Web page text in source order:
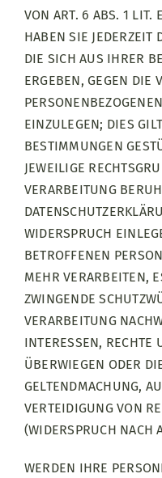
VON ART. 6 ABS. 1 LIT.
HABEN SIE JEDERZEIT
DIE SICH AUS IHRER
ERGEBEN, GEGEN DIE
EINZULEGEN; DIES
BESTIMMUNGEN
JEWEILIGE
VERARBEITUNG
WIDERSPRUCH
BETROFFENEN
MEHR VERARBEITEN,
ZWINGENDE
VERARBEITUNG
INTERESSEN, RECHTE
ÜBERWIEGEN ODER
GELTENDMACHUNG,
VERTEIDIGUNG VON
(WIDERSPRUCH NACH
WERDEN IHRE